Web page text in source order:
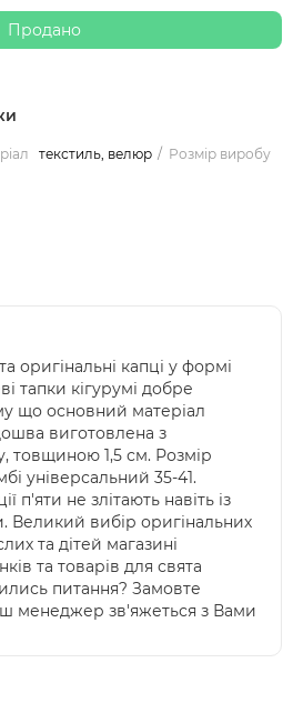
Продано
текстиль, велюр
Розмір виробу
оригінальні капці у формі
тапки кігурумі добре
що основний матеріал
виготовлена з
товщиною 1,5 см. Розмір
універсальний 35-41.
п'яти не злітають навіть із
Великий вибір оригінальних
та дітей магазині
та товарів для свята
питання? Замовте
менеджер зв'яжеться з Вами